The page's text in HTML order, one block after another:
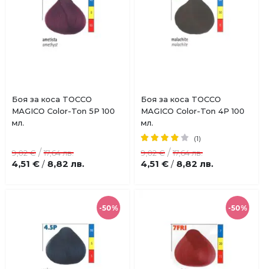
Добави
в
Боя за коса TOCCO
MAGICO Color-Ton 5P 100
мл.
4,51 € / 8,82 лв.
9,02 € /17,64 лв.
Добави
в
Купи
Боя за коса TOCCO
MAGICO Color-Ton 4P 100
мл.
рейтинг:
(1)
4,51 € / 8,82 лв.
9,02 € /17,64 лв.
-50% -50%